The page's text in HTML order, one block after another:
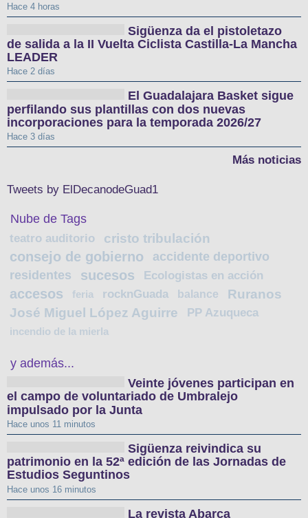
Hace 4 horas
Sigüenza da el pistoletazo
de salida a la II Vuelta Ciclista Castilla-La Mancha
LEADER
Hace 2 días
El Guadalajara Basket sigue
perfilando sus plantillas con dos nuevas
incorporaciones para la temporada 2026/27
Hace 3 días
Más noticias
Tweets by ElDecanodeGuad1
Nube de Tags
teatro auditorio cristo tribulación
consejo de gobierno
accidente deportivo
residentes
sucesos Ecologistas en acción
accesos feria rocknGuada balance
Ruranos
José Miguel López Aguirre
PP Azuqueca
incendio de la mierla
y además...
Veinte jóvenes participan en
el campo de voluntariado de Umbralejo
impulsado por la Junta
Hace unos 11 minutos
Sigüenza reivindica su
patrimonio en la 52ª edición de las Jornadas de
Estudios Seguntinos
Hace unos 16 minutos
La revista Abarca